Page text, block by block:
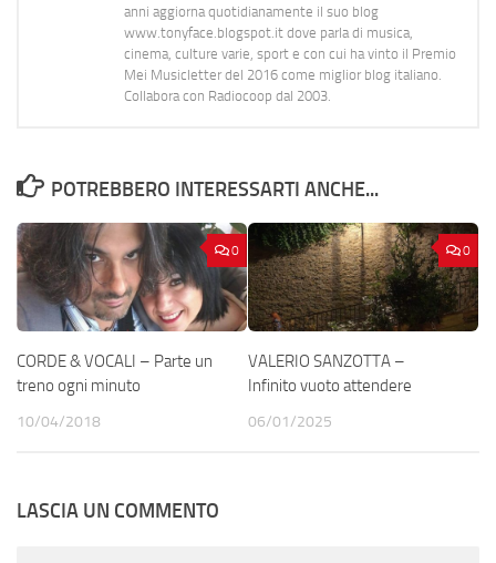
anni aggiorna quotidianamente il suo blog
www.tonyface.blogspot.it dove parla di musica,
cinema, culture varie, sport e con cui ha vinto il Premio
Mei Musicletter del 2016 come miglior blog italiano.
Collabora con Radiocoop dal 2003.
POTREBBERO INTERESSARTI ANCHE...
0
CORDE & VOCALI – Parte un
treno ogni minuto
10/04/2018
0
VALERIO SANZOTTA –
Infinito vuoto attendere
06/01/2025
LASCIA UN COMMENTO